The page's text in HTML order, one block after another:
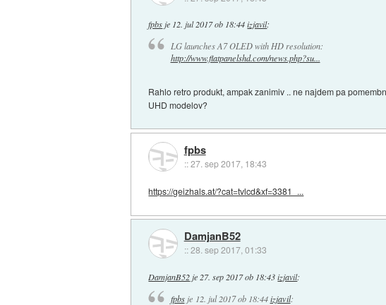
fpbsje 12. jul 2017 ob 18:44 izjavil:
LG launches A7 OLED with HD resolution:
http://www.flatpanelshd.com/news.php?su...
Rahlo retro produkt, ampak zanimiv .. ne najdem pa
UHD modelov?
fpbs
::27. sep 2017, 18:43
https://geizhals.at/?cat=tvlcd&xf=3381_...
DamjanB52
::28. sep 2017, 01:33
DamjanB52 je 27. sep 2017 ob 18:43 izjavil:
fpbsje 12. jul 2017 ob 18:44 izjavil: